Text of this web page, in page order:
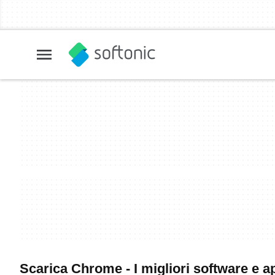
Scarica Chrome - I migliori software e